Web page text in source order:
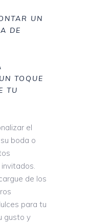
UN
DE
TOQUE
TU
el
boda o
de los
para tu
gusto y